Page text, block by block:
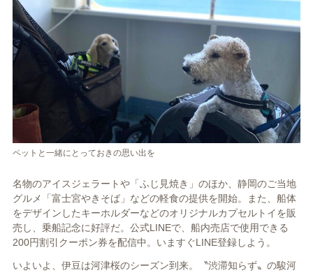
ペットと一緒にとっておきの思い出を
名物のアイスジェラートや「ふじ見焼き」のほか、静岡のご当地
グルメ「富士宮やきそば」などの軽食の提供を開始。また、船体
をデザインしたキーホルダーなどのオリジナルカプセルトイを販
売し、乗船記念に好評だ。公式LINEで、船内売店で使用できる
200円割引クーポン券を配信中。いますぐLINE登録しよう。
いよいよ、伊豆は河津桜のシーズン到来。〝渋滞知らず〟の駿河